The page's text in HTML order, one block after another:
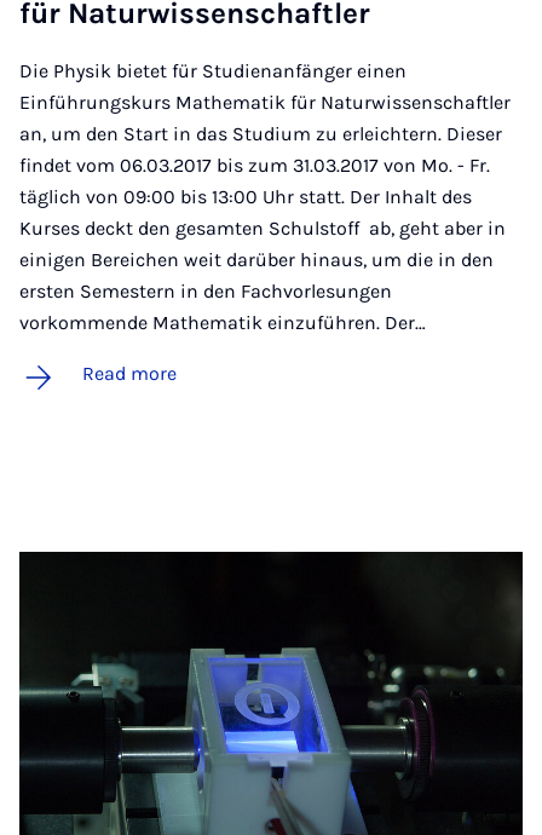
für Natur­wis­senschaftler
Die Physik bietet für Studienanfänger einen
Einführungskurs Mathematik für Naturwissenschaftler
an, um den Start in das Studium zu erleichtern. Dieser
findet vom 06.03.2017 bis zum 31.03.2017 von Mo. - Fr.
täglich von 09:00 bis 13:00 Uhr statt. Der Inhalt des
Kurses deckt den gesamten Schulstoff ab, geht aber in
einigen Bereichen weit darüber hinaus, um die in den
ersten Semestern in den Fachvorlesungen
vorkommende Mathematik einzuführen. Der…
Read more